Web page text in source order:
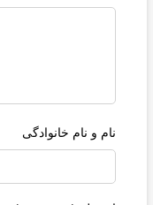
نام و نام خانوادگی